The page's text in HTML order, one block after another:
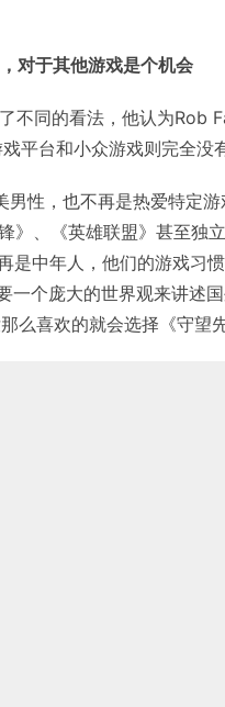
对于其他游戏是个机会
不同的看法，他认为Rob
平台和小众游戏则完全没
性，也不再是热爱特定游
》、《英雄联盟》甚至独
是中年人，他们的游戏习
一个庞大的世界观来讲述
么喜欢的就会选择《守望先